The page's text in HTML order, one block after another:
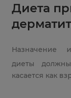
Диета
Назначение
диеты
касается как